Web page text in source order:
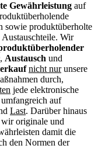
Gewährleistung auf
sowie produktüberholte
Austauschteile. Wir
, Austausch und
nicht nurunsere
durch,
jede elektronische
auf
Last. Darüber hinaus
originale und
damit die
den Normen der